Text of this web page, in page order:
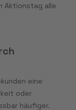
Aktionstag alle
eine
oder
häufiger.